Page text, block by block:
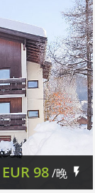
EUR 98/晚